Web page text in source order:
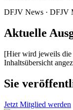
DFJV News · DFJV
Aktuelle
[Hier wird jeweils die
Inhaltsübersicht
Sie
Jetzt Mitglied werden